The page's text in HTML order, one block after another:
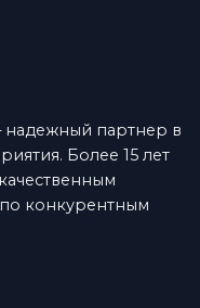
партнер в
Более 15 лет
конкурентным